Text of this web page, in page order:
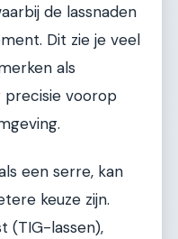
de lassnaden
Dit zie je veel
als
precisie voorop
een serre, kan
keuze zijn.
(TIG-lassen),